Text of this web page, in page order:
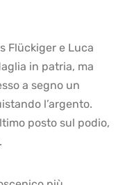
Flückiger e Luca
in patria, ma
a segno un
l’argento.
posto sul podio,